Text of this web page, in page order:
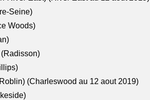
Seine)
Woods)
(Charleswood au 12 aout 2019)